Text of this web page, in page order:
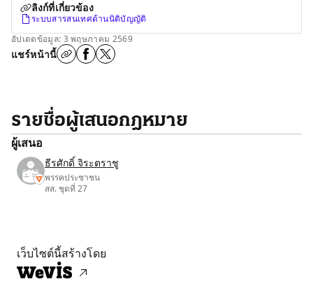
ลิงก์ที่เกี่ยวข้อง
ระบบสารสนเทศด้านนิติบัญญัติ
อัปเดตข้อมูล: 3 พฤษภาคม 2569
แชร์หน้านี้
รายชื่อผู้เสนอกฎหมาย
ผู้เสนอ
ธีรศักดิ์ จิระตราชู
พรรคประชาชน
สส. ชุดที่ 27
เว็บไซต์นี้สร้างโดย